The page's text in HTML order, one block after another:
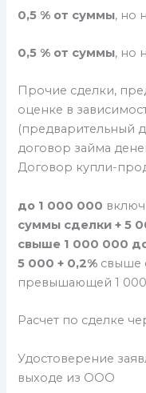
0,5 % от суммы, но
0,5 % от суммы, но
Прочие сделки,
оценке в
(предварительный
договор займа
Договор купли-
до 1 000 000
суммы сделки + 5
свыше 1 000 000
5 000 + 0,2% свыше
превышающей 1
Расчет по сделке
Удостоверение
выходе из ООО